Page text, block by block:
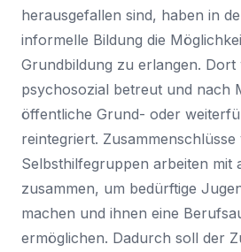
herausgefallen sind, haben in
informelle Bildung die
Grundbildung zu erlangen. Dort
psychosozial betreut und nach
öffentliche Grund- oder
reintegriert. Zusammenschlüsse
Selbsthilfegruppen arbeiten mit
zusammen, um bedürftige
machen und ihnen eine
ermöglichen. Dadurch soll der